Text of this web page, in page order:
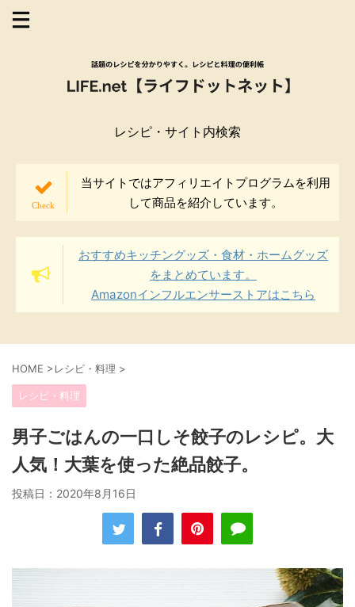
レシピ・サイト内検索
当サイトではアフィリエイトプログラムを利用
して商品を紹介しています。
おすすめキッチングッズ・食材・ホームグッズ
をまとめています。
Amazonインフルエンサーストアはこちら
HOME >レシピ・料理 >
レシピ・料理
男子ごはんの一口しそ餃子のレシピ。大
人気！大葉を使った絶品餃子。
投稿日： 2020年8月16日